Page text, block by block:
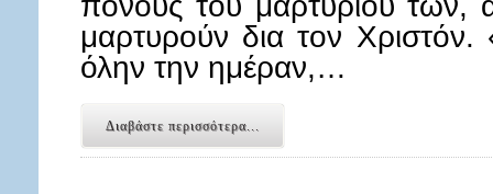
μαρτυρούν δια τον
όλην την ημέραν,…
Διαβάστε περισσότερα...